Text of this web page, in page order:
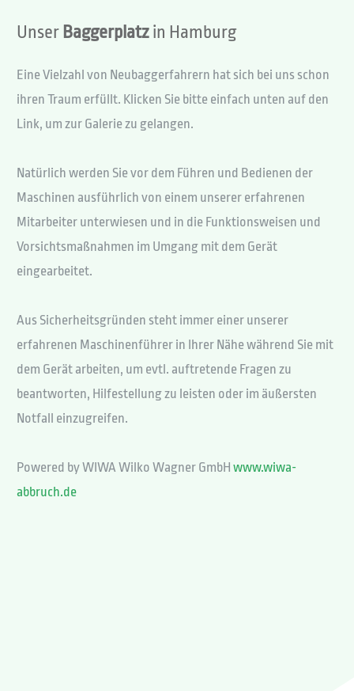
Unser Baggerplatzin Hamburg
Eine Vielzahl von Neubaggerfahrern hat sich bei uns schon
ihren Traum erfüllt. Klicken Sie bitte einfach unten auf den
Link, um zur Galerie zu gelangen.
Natürlich werden Sie vor dem Führen und Bedienen der
Maschinen ausführlich von einem unserer erfahrenen
Mitarbeiter unterwiesen und in die Funktionsweisen und
Vorsichtsmaßnahmen im Umgang mit dem Gerät
eingearbeitet.
Aus Sicherheitsgründen steht immer einer unserer
erfahrenen Maschinenführer in Ihrer Nähe während Sie mit
dem Gerät arbeiten, um evtl. auftretende Fragen zu
beantworten, Hilfestellung zu leisten oder im äußersten
Notfall einzugreifen.
Powered by WIWA Wilko Wagner GmbH www.wiwa-
abbruch.de